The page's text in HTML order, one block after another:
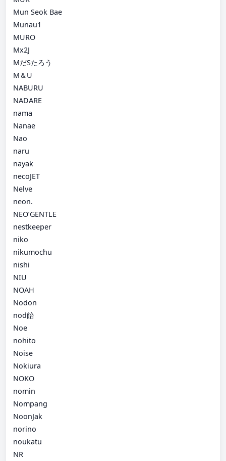
Mun Seok Bae
Munau1
MURO
Mx2J
MだSたろう
M＆U
NABURU
NADARE
nama
Nanae
Nao
naru
nayak
necoJET
Nelve
neon.
NEO’GENTLE
nestkeeper
niko
nikumochu
nishi
NIU
NOAH
Nodon
nod飴
Noe
nohito
Noise
Nokiura
NOKO
nomin
Nompang
NoonJak
norino
noukatu
NR